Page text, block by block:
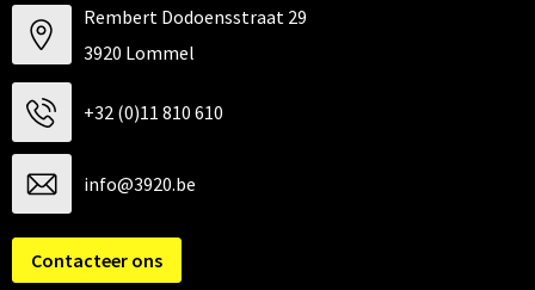
Rembert Dodoensstraat 29
3920 Lommel
+32 (0)11 810 610
info@3920.be
Contacteer ons